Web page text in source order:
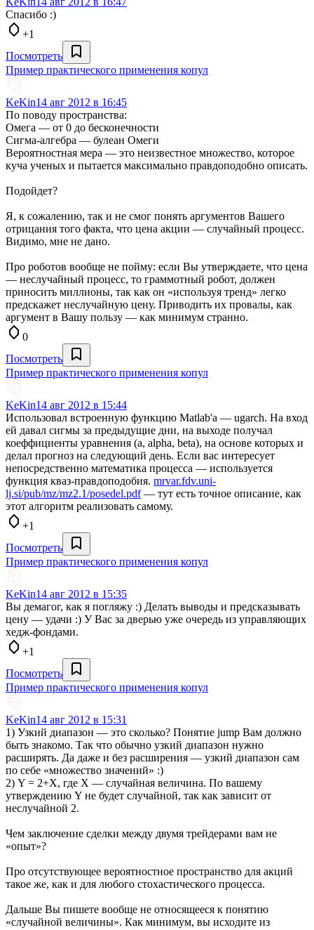
Спасибо :)
+1
Посмотреть
Пример практического применения копул
KeKin14 авг 2012 в 16:45
По поводу пространства:
Омега — от 0 до бесконечности
Сигма-алгебра — булеан Омеги
Вероятностная мера — это неизвестное множество, которое
куча ученых и пытается максимально правдоподобно описать.
Подойдет?
Я, к сожалению, так и не смог понять аргументов Вашего
отрицания того факта, что цена акции — случайный процесс.
Видимо, мне не дано.
Про роботов вообще не пойму: если Вы утверждаете, что цена
— неслучайный процесс, то граммотный робот, должен
приносить миллионы, так как он «используя тренд» легко
предскажет неслучайную цену. Приводить их провалы, как
аргумент в Вашу пользу — как минимум странно.
0
Посмотреть
Пример практического применения копул
KeKin14 авг 2012 в 15:44
Использовал встроенную функцию Matlab'a — ugarch. На вход
ей давал сигмы за предыдущие дни, на выходе получал
коеффициенты уравнения (a, alpha, beta), на основе которых и
делал прогноз на следующий день. Если вас интересует
непосредственно математика процесса — используется
функция кваз-правдоподобия. mrvar.fdv.uni-
lj.si/pub/mz/mz2.1/posedel.pdf— тут есть точное описание, как
этот алгоритм реализовать самому.
+1
Посмотреть
Пример практического применения копул
KeKin14 авг 2012 в 15:35
Вы демагог, как я погляжу :) Делать выводы и предсказывать
цену — удачи :) У Вас за дверью уже очередь из управляющих
хедж-фондами.
+1
Посмотреть
Пример практического применения копул
KeKin14 авг 2012 в 15:31
1) Узкий диапазон — это сколько? Понятие jump Вам должно
быть знакомо. Так что обычно узкий диапазон нужно
расширять. Да даже и без расширения — узкий диапазон сам
по себе «множество значений» :)
2) Y = 2+X, где Х — случайная величина. По вашему
утверждению Y не будет случайной, так как зависит от
неслучайной 2.
Чем заключение сделки между двумя трейдерами вам не
«опыт»?
Про отсутствующее вероятностное пространство для акций
такое же, как и для любого стохастического процесса.
Дальше Вы пишете вообще не относящееся к понятию
«случайной величины». Как минимум, вы исходите из